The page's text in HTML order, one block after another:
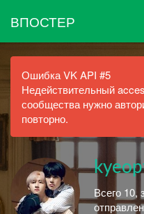
ВПОСТЕР
Ошибка VK API #5
Недействительный
сообщества нужно
повторно.
Всего 10,